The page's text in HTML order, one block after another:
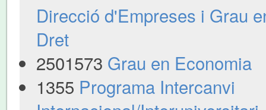
Direcció d'Empreses i Grau
Dret
2501573 Grau en Economia
1355 Programa Intercanvi